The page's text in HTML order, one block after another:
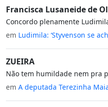
Francisca Lusaneide de
Concordo plenamente
em Ludimila: ‘Styvenson se
ZUEIRA
Não tem humildade nem pra
em A deputada Terezinha